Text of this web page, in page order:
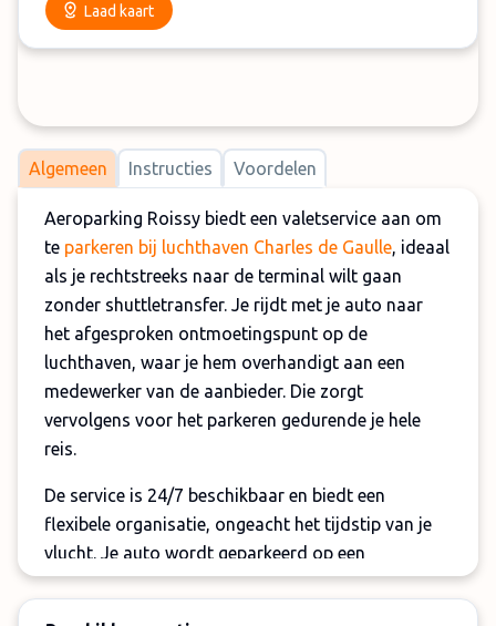
Laad kaart
Algemeen Instructies Voordelen
Aeroparking Roissy biedt een valetservice aan om
te parkeren bij luchthaven Charles de Gaulle, ideaal
als je rechtstreeks naar de terminal wilt gaan
zonder shuttletransfer. Je rijdt met je auto naar
het afgesproken ontmoetingspunt op de
luchthaven, waar je hem overhandigt aan een
medewerker van de aanbieder. Die zorgt
vervolgens voor het parkeren gedurende je hele
reis.
De service is 24/7 beschikbaar en biedt een
flexibele organisatie, ongeacht het tijdstip van je
vlucht. Je auto wordt geparkeerd op een
geasfalteerde en beveiligde buitenparking.